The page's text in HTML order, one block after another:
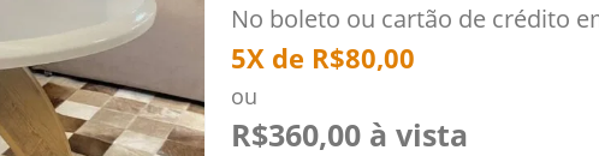
No boleto ou cartão de crédito
5X de R$80,00
ou
R$360,00 à vista